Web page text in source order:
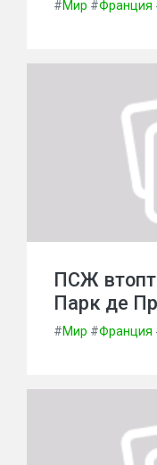
#Мир #Франция
ПСЖ
Парк де
#Мир #Франция